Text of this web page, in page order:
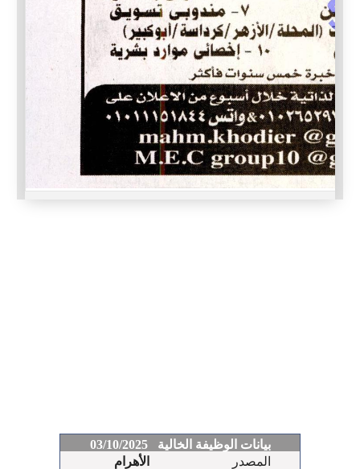
بيانات الوظيفة الخالية 03/10/2025
الأهرام
المصدر